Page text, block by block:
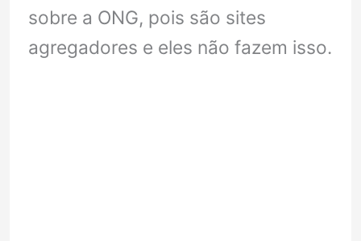
sobre a ONG, pois são sites
agregadores e eles não fazem isso.